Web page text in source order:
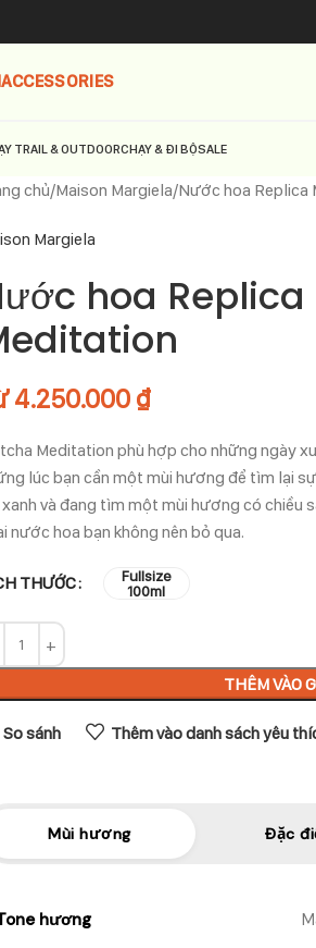
ACCESSORIES
TRAIL & OUTDOORCHẠY & ĐI BỘSALE
chủ Maison Margiela Nước hoa Replica
Margiela
hoa
4.250.000 ₫
Meditation phù hợp cho những ngày
lúc bạn cần một mùi hương để tìm lại
và đang tìm một mùi hương có chiều
nước hoa bạn không nên bỏ qua.
THƯỚC
Fullsize
100ml
THÊM VÀO
So sánh Thêm vào danh sách yêu
Mùi hương Đặc
hương